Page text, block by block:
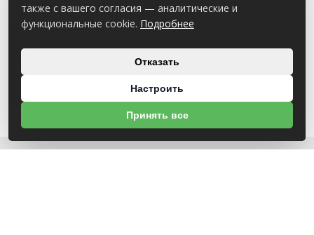
также с вашего согласия — аналитические и
функциональные cookie. Подробнее
Отказать
Настроить
Принять все